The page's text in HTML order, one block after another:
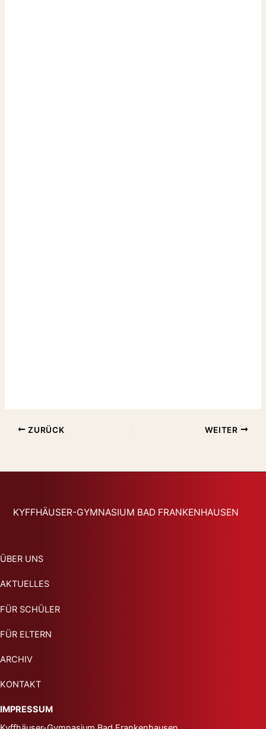
ZURÜCK WEITER
KYFFHÄUSER-GYMNASIUM BAD FRANKENHAUSEN
ÜBER UNS
AKTUELLES
FÜR SCHÜLER
FÜR ELTERN
ARCHIV
KONTAKT
IMPRESSUM